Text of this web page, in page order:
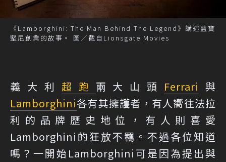
《Lamborghini: The Man Behind The Legend》講述藍寶
堅尼創業的故事。 圖／截自Lionsgate Movies
義大利 超跑 兩大山頭 Ferrari 與
Lamborghini各有其擁護者，有人嚮往法拉
利的品牌歷史地位，有人則喜愛
Lamborghini的狂放不羈。不過各位知道
嗎？一開始Lamborghini可是因為提出與